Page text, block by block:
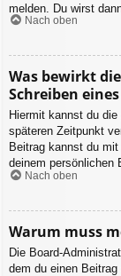
melden. Du wirst
Nach oben
Was bewirkt
Schreiben
Hiermit kannst du
späteren Zeitpunkt
Beitrag kannst du
deinem persönlichen
Nach oben
Warum muss
Die Board-
dem du einen